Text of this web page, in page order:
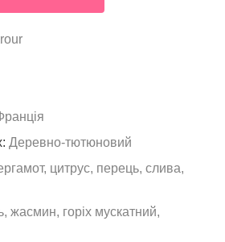
Деревно-тютюновий
цитрус, перець, слива,
жасмин, горіх мускатний,